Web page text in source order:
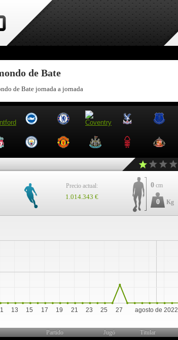
de Bate
de Bate jornada a jornada
Precio actual:
1.014.343 €
0 cm
0 Kg
agosto de 2022
13 15 17 19 21 23 25 27
Partido Jugó Titular